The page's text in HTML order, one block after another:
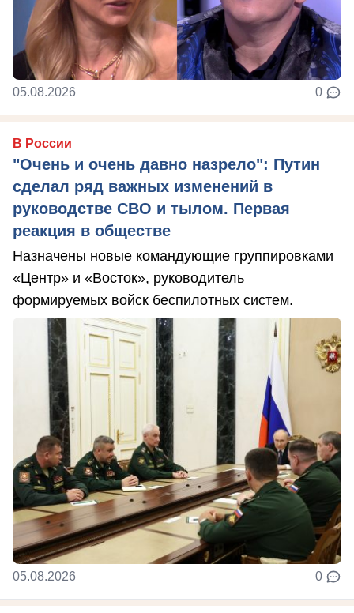
05.08.2026 0
В России
"Очень и очень давно назрело": Путин
сделал ряд важных изменений в
руководстве СВО и тылом. Первая
реакция в обществе
Назначены новые командующие группировками
«Центр» и «Восток», руководитель
формируемых войск беспилотных систем.
05.08.2026 0